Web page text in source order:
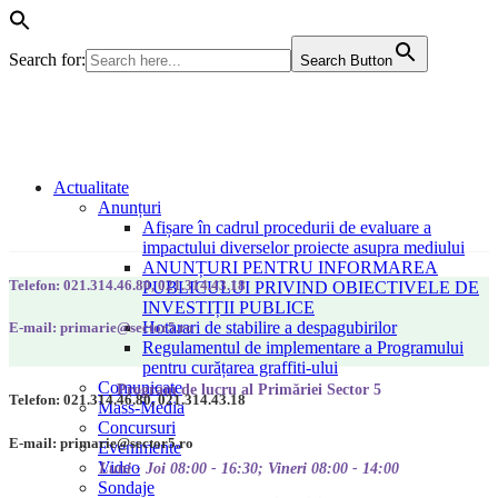
Search for: Search Button
Actualitate
Anunțuri
Afișare în cadrul procedurii de evaluare a
impactului diverselor proiecte asupra mediului
ANUNȚURI PENTRU INFORMAREA
PUBLICULUI PRIVIND OBIECTIVELE DE
INVESTIȚII PUBLICE
Hotarari de stabilire a despagubirilor
Regulamentul de implementare a Programului
pentru curățarea graffiti-ului
Comunicate
Mass-Media
Concursuri
Evenimente
Video
Sondaje
Telefon: 021.314.46.80, 021.314.43.18
E-mail: primarie@sector5.ro
Program de lucru al Primăriei Sector 5
Luni - Joi 08:00 - 16:30; Vineri 08:00 - 14:00
Telefon: 021.314.46.80, 021.314.43.18
E-mail: primarie@sector5.ro